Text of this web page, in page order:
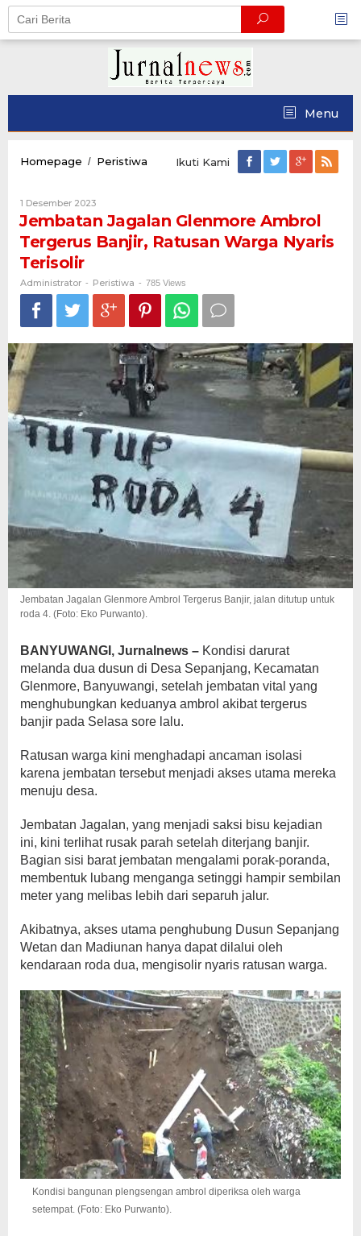
Skip
content
Menu
Homepage / Peristiwa Jembatan
Tergerus
Ratusan
Ikuti Kami
1 Desember 2023Oleh
Administrator
Jembatan Jagalan Glenmore Ambrol
Tergerus Banjir, Ratusan Warga Nyaris
Terisolir
Administrator - Peristiwa - 785 Views
Jembatan Jagalan Glenmore Ambrol Tergerus Banjir, jalan ditutup untuk
roda 4. (Foto: Eko Purwanto).
BANYUWANGI, Jurnalnews – Kondisi darurat
melanda dua dusun di Desa Sepanjang, Kecamatan
Glenmore, Banyuwangi, setelah jembatan vital yang
menghubungkan keduanya ambrol akibat tergerus
banjir pada Selasa sore lalu.
Ratusan warga kini menghadapi ancaman isolasi
karena jembatan tersebut menjadi akses utama mereka
menuju desa.
Jembatan Jagalan, yang menjadi saksi bisu kejadian
ini, kini terlihat rusak parah setelah diterjang banjir.
Bagian sisi barat jembatan mengalami porak-poranda,
membentuk lubang menganga setinggi hampir sembilan
meter yang melibas lebih dari separuh jalur.
Akibatnya, akses utama penghubung Dusun Sepanjang
Wetan dan Madiunan hanya dapat dilalui oleh
kendaraan roda dua, mengisolir nyaris ratusan warga.
Kondisi bangunan plengsengan ambrol diperiksa oleh warga
setempat. (Foto: Eko Purwanto).